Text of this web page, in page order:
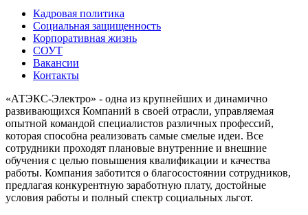
Кадровая политика
Социальная защищенность
Корпоративная жизнь
СОУТ
Вакансии
Контакты
«АТЭКС-Электро» - одна из крупнейших и динамично
развивающихся Компаний в своей отрасли, управляемая
опытной командой специалистов различных профессий,
которая способна реализовать самые смелые идеи. Все
сотрудники проходят плановые внутренние и внешние
обучения с целью повышения квалификации и качества
работы. Компания заботится о благосостоянии сотрудников,
предлагая конкурентную заработную плату, достойные
условия работы и полный спектр социальных льгот.